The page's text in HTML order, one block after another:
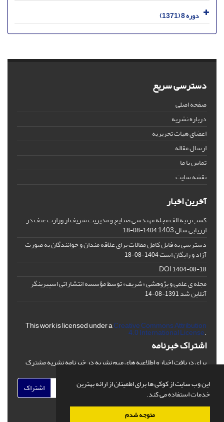
این وب سایت از کوکی ها برای اطمینان از ارائه بهترین
خدمات استفاده می کند.
متوجه شدم
دوره 8 (1371)
دسترسی سریع
صفحه اصلی
درباره نشریه
اعضای هیات تحریریه
ارسال مقاله
تماس با ما
نقشه سایت
آخرین اخبار
کسب رتبه الف مجله مهندسی صنایع و مدیریت شریف از وزارت عتف در
ارزیابی سال 1403 1404-08-18
دسترسی به فایل کامل مقالات برای علاقه مندان و خوانندگان به صورت
آزاد و رایگان است1404-08-18
DOI1404-08-18
مجله ی علمی و پژوهشی «شریف» توسط مؤسسه انتشاراتی اسپیرینگر
آنلاین شد1391-08-14
This work is licensed under aCreative Commons Attribution
4.0 International License.
اشتراک خبرنامه
برای دریافت اخبار و اطلاعیه های مهم نشریه در خبرنامه نشریه مشترک
اشتراک